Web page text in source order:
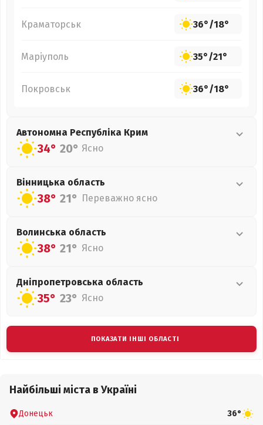
Краматорськ 36°/18°
Маріуполь 35°/21°
Покровськ 36°/18°
Автономна Республіка Крим
34° 20° Ясно
Вінницька область
38° 21° Переважно ясно
Волинська область
38° 21° Ясно
Дніпропетровська область
35° 23° Ясно
ПОКАЗАТИ ІНШІ ОБЛАСТІ
Найбільші міста в Україні
Донецьк 36°